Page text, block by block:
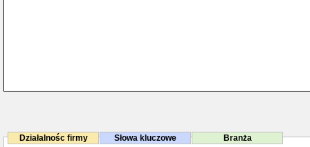
Działalnośc firmy Słowa kluczowe Branża